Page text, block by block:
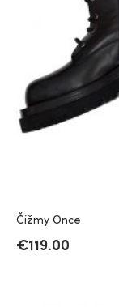
Čižmy Once
€119.00